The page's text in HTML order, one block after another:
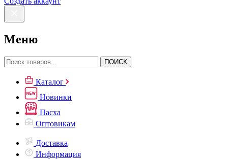
Меню
ПОИСК
Каталог
Новинки
Пасха
Оптовикам
Доставка
Информация